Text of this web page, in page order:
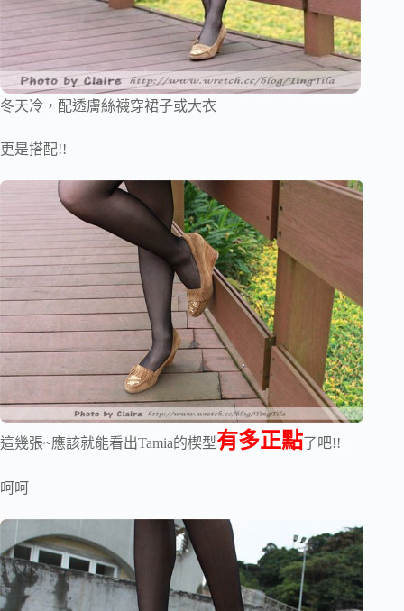
冬天冷，配透膚絲襪穿裙子或大衣
更是搭配!!
這幾張~應該就能看出Tamia的楔型有多正點了吧!!
呵呵